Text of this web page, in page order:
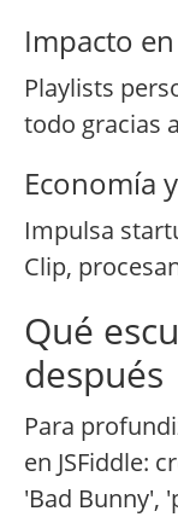
Impacto
Playlists
todo gracias
Economía
Impulsa
Clip,
Qué
después
Para
en JSFiddle:
'Bad Bunny',